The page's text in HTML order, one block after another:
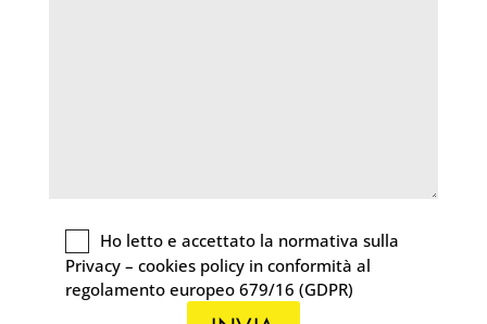
Ho letto e accettato la normativa sulla
Privacy – cookies policy in conformità al
regolamento europeo 679/16 (GDPR)